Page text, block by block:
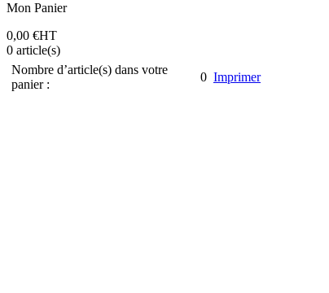
Mon Panier
0,00 €HT
0 article(s)
Nombre d’article(s) dans votre
panier :
0 Imprimer